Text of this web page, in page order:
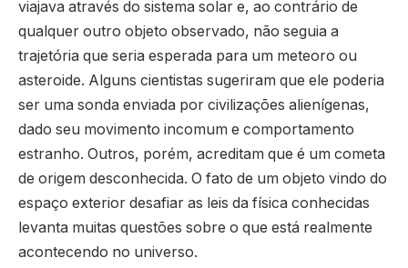
viajava através do sistema solar e, ao contrário de
qualquer outro objeto observado, não seguia a
trajetória que seria esperada para um meteoro ou
asteroide. Alguns cientistas sugeriram que ele poderia
ser uma sonda enviada por civilizações alienígenas,
dado seu movimento incomum e comportamento
estranho. Outros, porém, acreditam que é um cometa
de origem desconhecida. O fato de um objeto vindo do
espaço exterior desafiar as leis da física conhecidas
levanta muitas questões sobre o que está realmente
acontecendo no universo.